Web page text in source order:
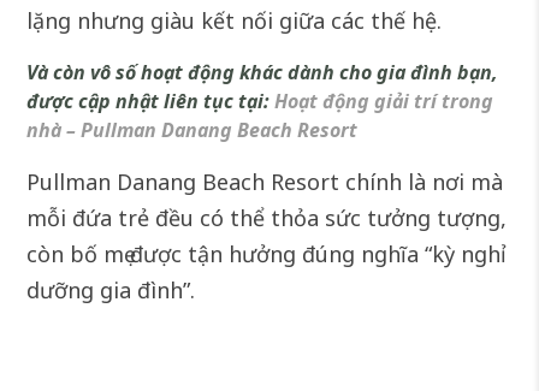
lặng nhưng giàu kết nối giữa các thế hệ.
Và còn vô số hoạt động khác dành cho gia đình bạn,
được cập nhật liên tục tại:Hoạt động giải trí trong
nhà – Pullman Danang Beach Resort
Pullman Danang Beach Resort chính là nơi mà
mỗi đứa trẻ đều có thể thỏa sức tưởng tượng,
còn bố mẹ được tận hưởng đúng nghĩa “kỳ nghỉ
dưỡng gia đình”.